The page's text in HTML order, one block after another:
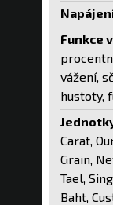
Funkce
vážení,
hustoty,
Carat,
Grain,
Tael,
Baht,